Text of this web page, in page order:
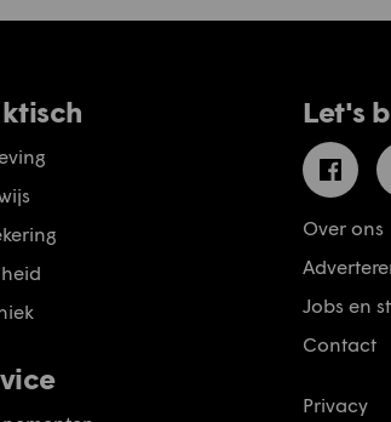
Let's
Over ons
Jobs en
Contact
Privacy